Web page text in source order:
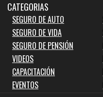
CATEGORIAS
SEGURO DE AUTO
SEGURO DE VIDA
SEGURO DE PENSIÓN
VIDEOS
CAPACITACIÓN
EVENTOS